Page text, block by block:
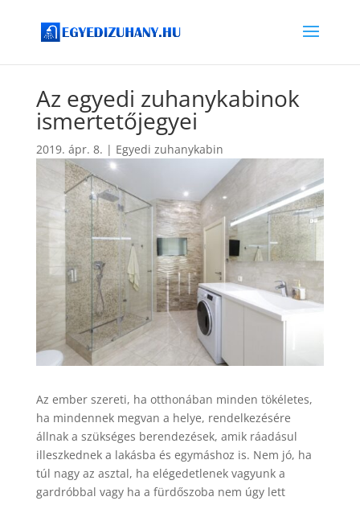
Az egyedi zuhanykabinok
ismertetőjegyei
2019. ápr. 8. | Egyedi zuhanykabin
Az ember szereti, ha otthonában minden tökéletes,
ha mindennek megvan a helye, rendelkezésére
állnak a szükséges berendezések, amik ráadásul
illeszkednek a lakásba és egymáshoz is. Nem jó, ha
túl nagy az asztal, ha elégedetlenek vagyunk a
gardróbbal vagy ha a fürdőszoba nem úgy lett